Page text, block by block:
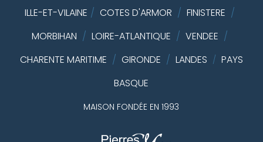
ILLE-ET-VILAINE / COTES D'ARMOR / FINISTERE /
MORBIHAN / LOIRE-ATLANTIQUE / VENDEE /
CHARENTE MARITIME / GIRONDE / LANDES / PAYS
BASQUE
MAISON FONDÉE EN 1993